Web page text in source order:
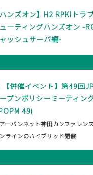
ハンズオン】H2 RPKIトラ
ーティングハンズオン -
ッシュサーバ編-
【併催イベント】第49回
プンポリシーミーティン
49)
アーバンネット神田カンファレン
ラインのハイブリッド開催